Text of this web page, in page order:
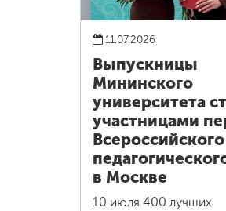
11.07.2026
Выпускницы
Мининского
университета
участницами
Всероссийского
в Москве
10 июля 400 лучших